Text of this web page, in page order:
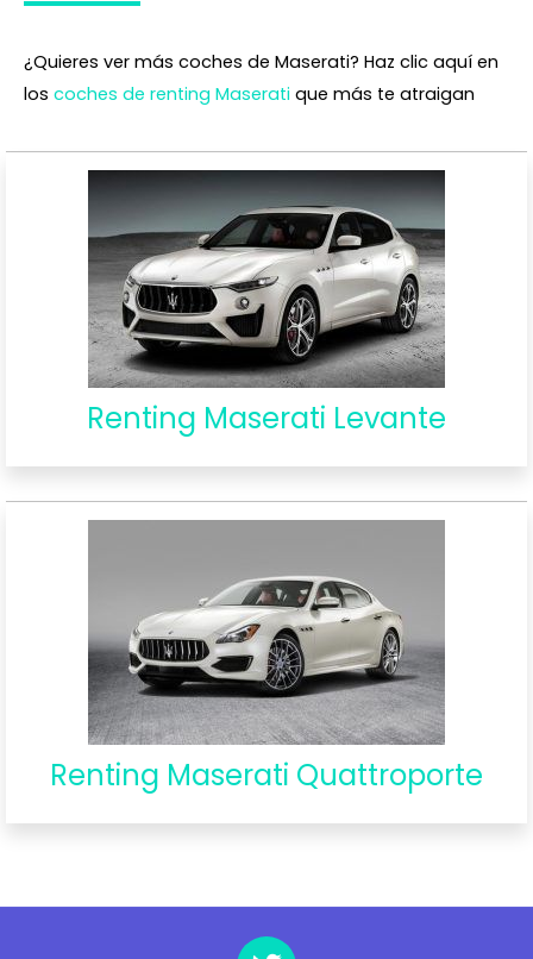
¿Quieres ver más coches de Maserati? Haz clic aquí en
los coches de renting Maserati que más te atraigan
Renting Maserati Levante
Renting Maserati Quattroporte